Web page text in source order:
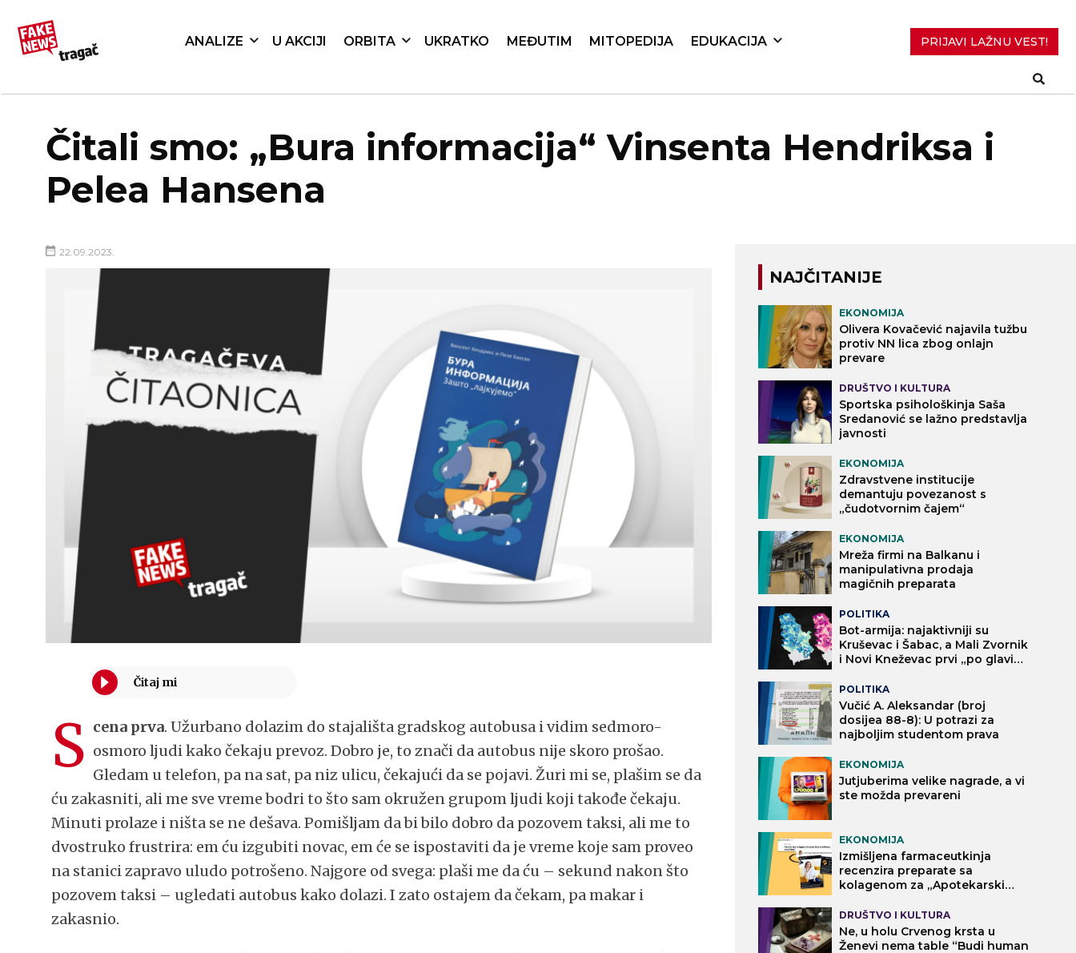
ANALIZE U AKCIJI ORBITA UKRATKO MEĐUTIM MITOPEDIJA EDUKACIJA PRIJAVI LAŽNU VEST!
Čitali smo: „Bura informacija“ Vinsenta Hendriksa i
Pelea Hansena
22.09.2023.
S cena prva. Užurbano dolazim do stajališta gradskog autobusa i vidim sedmoro-
osmoro ljudi kako čekaju prevoz. Dobro je, to znači da autobus nije skoro prošao.
Gledam u telefon, pa na sat, pa niz ulicu, čekajući da se pojavi. Žuri mi se, plašim se da
ću zakasniti, ali me sve vreme bodri to što sam okružen grupom ljudi koji takođe čekaju.
Minuti prolaze i ništa se ne dešava. Pomišljam da bi bilo dobro da pozovem taksi, ali me to
dvostruko frustrira: em ću izgubiti novac, em će se ispostaviti da je vreme koje sam proveo
na stanici zapravo uludo potrošeno. Najgore od svega: plaši me da ću – sekund nakon što
pozovem taksi – ugledati autobus kako dolazi. I zato ostajem da čekam, pa makar i
zakasnio.
NAJČITANIJE
EKONOMIJA
Olivera Kovačević najavila tužbu
protiv NN lica zbog onlajn
prevare
DRUŠTVO I KULTURA
Sportska psihološkinja Saša
Sredanović se lažno predstavlja
javnosti
EKONOMIJA
Zdravstvene institucije
demantuju povezanost s
„čudotvornim čajem“
EKONOMIJA
Mreža firmi na Balkanu i
manipulativna prodaja
magičnih preparata
POLITIKA
Bot-armija: najaktivniji su
Kruševac i Šabac, a Mali Zvornik
i Novi Kneževac prvi „po glavi
POLITIKA
Vučić A. Aleksandar (broj
dosijea 88-8): U potrazi za
najboljim studentom prava
EKONOMIJA
Jutjuberima velike nagrade, a vi
ste možda prevareni
EKONOMIJA
Izmišljena farmaceutkinja
recenzira preparate sa
kolagenom za „Apotekarski
DRUŠTVO I KULTURA
Ne, u holu Crvenog krsta u
Ženevi nema table “Budi human